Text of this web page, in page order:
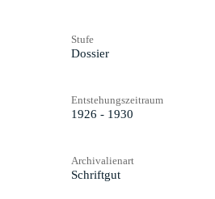
Stufe
Dossier
Entstehungszeitraum
1926 - 1930
Archivalienart
Schriftgut